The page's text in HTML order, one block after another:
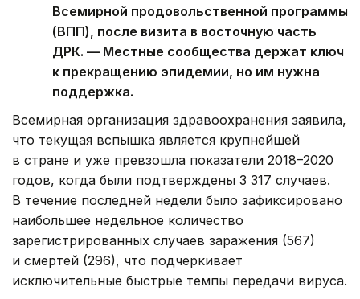
Всемирной продовольственной программы
(ВПП), после визита в восточную часть
ДРК. — Местные сообщества держат ключ
к прекращению эпидемии, но им нужна
поддержка.
Всемирная организация здравоохранения заявила,
что текущая вспышка является крупнейшей
в стране и уже превзошла показатели 2018–2020
годов, когда были подтверждены 3 317 случаев.
В течение последней недели было зафиксировано
наибольшее недельное количество
зарегистрированных случаев заражения (567)
и смертей (296), что подчеркивает
исключительные быстрые темпы передачи вируса.